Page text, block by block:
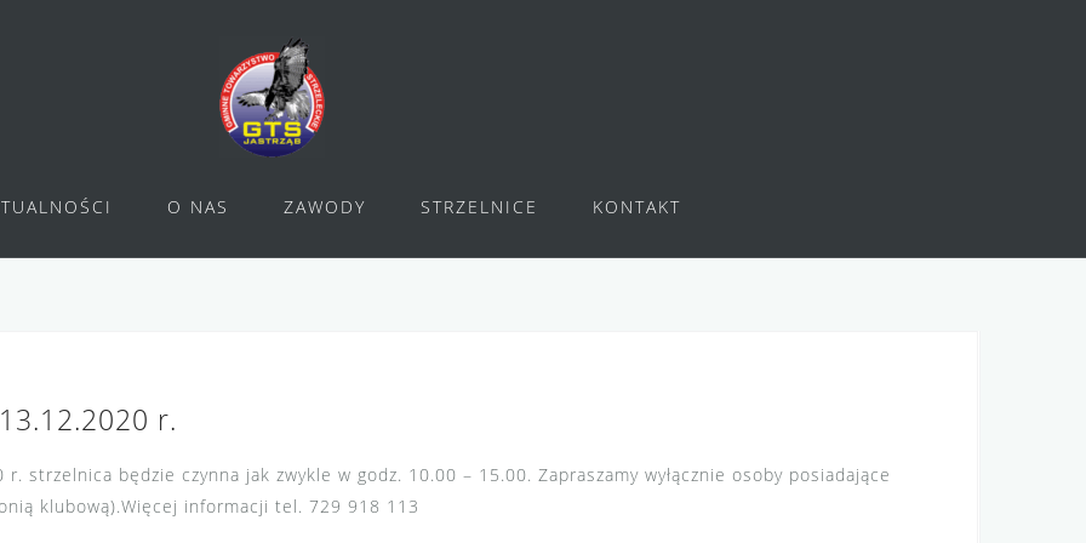
O NAS ZAWODY STRZELNICE KONTAKT
r.
strzelnica będzie czynna jak zwykle w godz. 10.00 – 15.00. Zapraszamy wyłącznie osoby posiadające
klubową).Więcej informacji tel. 729 918 113